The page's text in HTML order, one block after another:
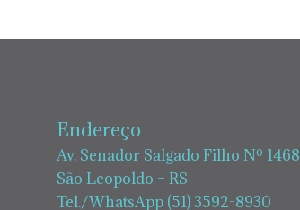
Endereço
Av. Senador Salgado Filho Nº 1468
São Leopoldo – RS
Tel./WhatsApp (51) 3592-8930